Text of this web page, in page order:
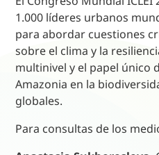
1.000 líderes urbanos
para abordar cuestiones
sobre el clima y la
multinivel y el papel único
Amazonia en la
globales.
Para consultas de los